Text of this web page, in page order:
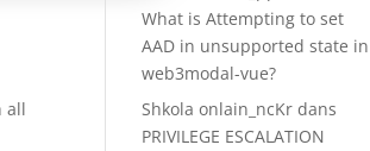
all
What is Attempting to set
AAD in unsupported state in
web3modal-vue?
Shkola onlain_ncKr dans
PRIVILEGE ESCALATION